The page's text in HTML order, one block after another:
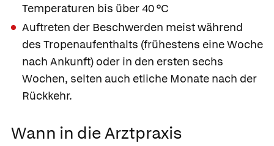
Temperaturen bis über 40 °C
Auftreten der Beschwerden meist während
des Tropenaufenthalts (frühestens eine Woche
nach Ankunft) oder in den ersten sechs
Wochen, selten auch etliche Monate nach der
Rückkehr.
Wann in die Arztpraxis